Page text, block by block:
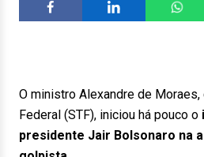
O ministro Alexandre de Moraes,
Federal (STF), iniciou há pouco o
presidente Jair Bolsonaro na